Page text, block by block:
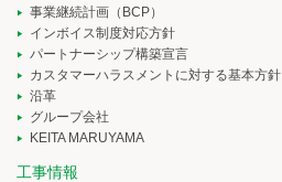
事業継続計画（BCP）
インボイス制度対応方針
パートナーシップ構築宣言
カスタマーハラスメントに対する基本方針
沿革
グループ会社
KEITA MARUYAMA
工事情報